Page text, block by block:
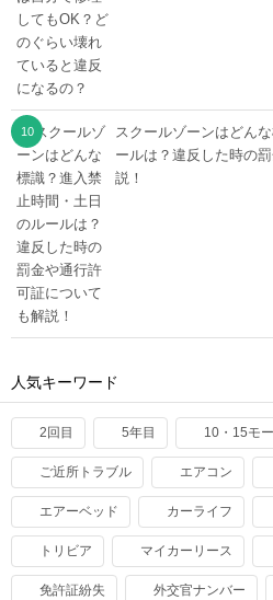
スクールゾーンはどん
ールは？違反した時の
説！
人気キーワード
2回目 5年目 10・15モ
ご近所トラブル エアコン
エアーベッド カーライフ
トリビア マイカーリース
免許証紛失 外交官ナンバー